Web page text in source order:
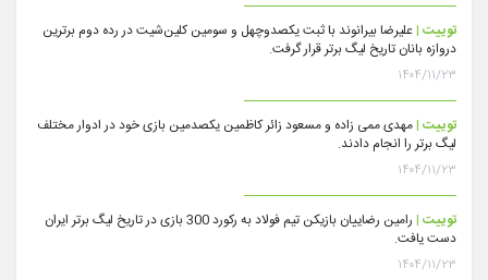
توییت |علیرضا بیرانوند با ثبت یکصدوچهل و سومین کلین‌شیت در رده دوم برترین
دروازه بانان تاریخ لیگ برتر قرار گرفت.
۱۴۰۴/۱۱/۲۳
توییت |مهدی ممی زاده و مسعود زائر کاظمین یکصدمین بازی خود در ادوار مختلف
لیگ برتر را انجام دادند.
۱۴۰۴/۱۱/۲۳
توییت |
رامین رضاییان بازیکن تیم فولاد به رکورد 300 بازی در تاریخ لیگ برتر ایران
دست یافت.
۱۴۰۴/۱۱/۲۳